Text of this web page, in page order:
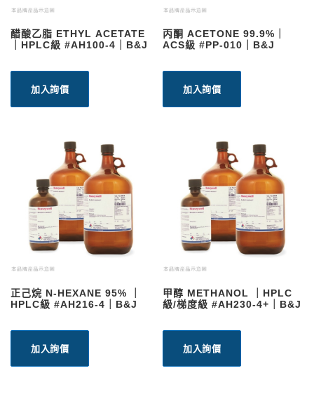
醋酸乙脂 ETHYL ACETATE
｜HPLC級 #AH100-4｜B&J
加入詢價
丙酮 ACETONE 99.9%｜
ACS級 #PP-010｜B&J
加入詢價
正己烷 N-HEXANE 95% ｜
HPLC級 #AH216-4｜B&J
加入詢價
甲醇 METHANOL ｜HPLC
級/梯度級 #AH230-4+｜B&J
加入詢價